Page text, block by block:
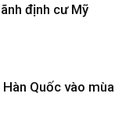
định cư Mỹ
Quốc vào mùa